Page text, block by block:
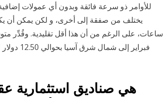
للأوامر ذو سرعة فائقة وبدون أي عمولات
يختلف من صفقة إلى أخرى، و لكن يمكن أن
ساعات، على الرغم من أن هذا أقل تقليدية. وقُدِّر
هي صناديق استثمارية